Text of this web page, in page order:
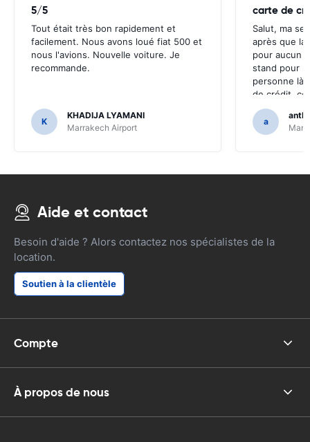
5/5
Tout était très bon rapidement et
facilement. Nous avons loué fiat 500 et
nous l'avions. Nouvelle voiture. Je
recommande.
K
KHADIJA LYAMANI
Marrakech Airport
carte de
Salut, ma
après que
pour aucun
stand pour
personne
de crédit,
que cela a
n'est pas
a
Aide et contact
Besoin d'aide ? Alors contactez nos spécialistes de la
location.
Soutien à la clientèle
Compte
À propos de nous